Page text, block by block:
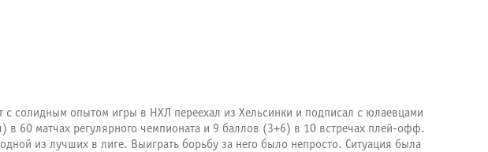
с солидным опытом игры в НХЛ переехал из Хельсинки и подписал с юлаевцами
60 матчах регулярного чемпионата и 9 баллов (3+6) в 10 встречах плей-офф.
из лучших в лиге. Выиграть борьбу за него было непросто. Ситуация была